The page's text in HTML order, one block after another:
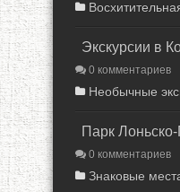
Экскурсии в
0 комментариев
Необычные
Парк
0 комментариев
Знаковые